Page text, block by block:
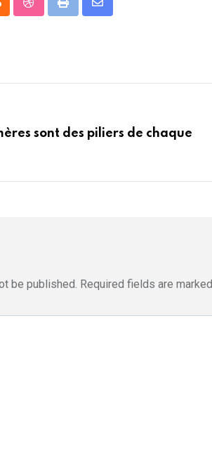
StumbleUpon
Print
Share
sont des piliers de chaque
be published. Required fields are marked